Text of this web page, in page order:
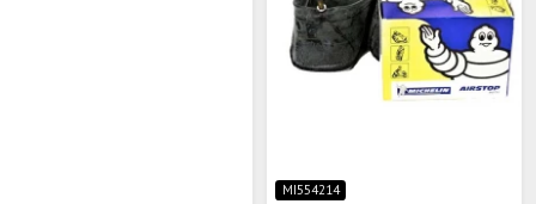
MI554214